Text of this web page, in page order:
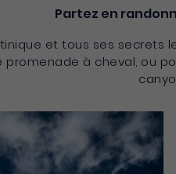
Partez en
et tous ses secrets
promenade à cheval, ou